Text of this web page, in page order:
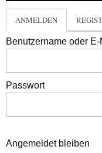
ANMELDEN
Benutzername oder
Passwort
Angemeldet bleiben